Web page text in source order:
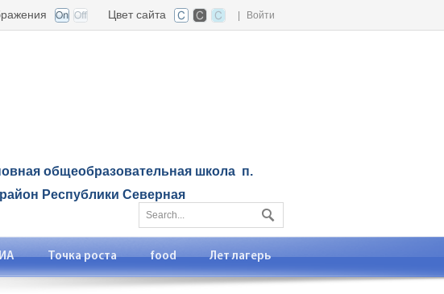
Войти
Цвет сайта
общеобразовательная школа п.
Республики Северная
Точка роста food Лет лагерь